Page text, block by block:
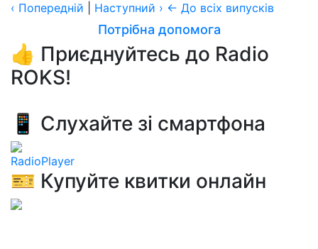
‹ Попередній Наступний › ← До всіх випусків
Потрібна допомога
👍 Приєднуйтесь до Radio
ROKS!
📱 Слухайте зі смартфона
RadioPlayer
🎫 Купуйте квитки онлайн